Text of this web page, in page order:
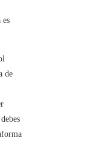
es
de